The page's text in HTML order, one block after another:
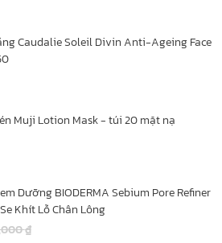
Caudalie Soleil Divin Anti-Ageing Face
Muji Lotion Mask - túi 20 mặt nạ
Dưỡng BIODERMA Sebium Pore Refiner
Khít Lỗ Chân Lông
₫